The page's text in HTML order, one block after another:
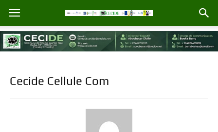
Cecide Cellule Com